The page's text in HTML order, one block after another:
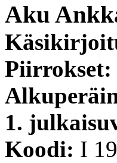
Aku
Piirrokset:
1.
Koodi: I